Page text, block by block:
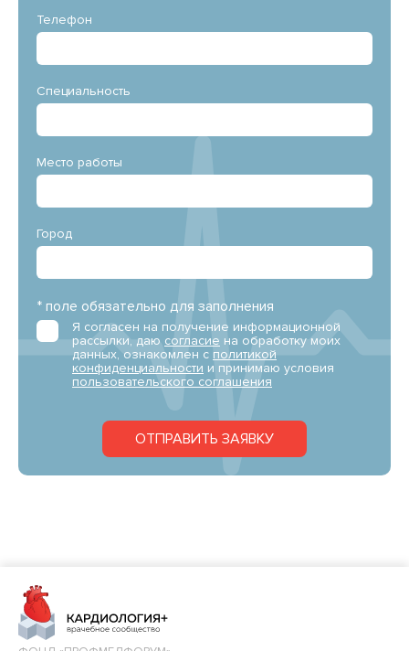
Телефон
Специальность
Место работы
Город
* поле обязательно для заполнения
Я согласен на получение информационной
рассылки, даю согласие на обработку моих
данных, ознакомлен с политикой
конфиденциальности и принимаю условия
пользовательского соглашения
ОТПРАВИТЬ ЗАЯВКУ